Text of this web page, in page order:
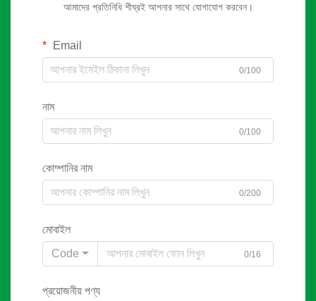
আমাদের প্রতিনিধি শীঘ্রই আপনার সাথে যোগাযোগ করবেন।
Email
0/100
নাম
0/100
কোম্পানির নাম
0/200
মোবাইল
Code
0/16
প্রয়োজনীয় পণ্য